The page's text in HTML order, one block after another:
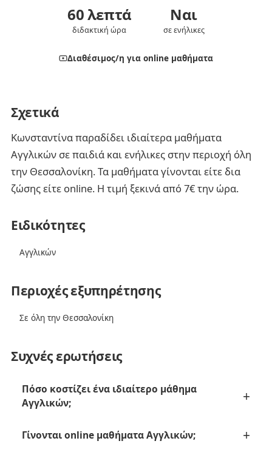
60 λεπτά
διδακτική ώρα
Ναι
σε ενήλικες
Διαθέσιμος/η για online μαθήματα
Σχετικά
Κωνσταντίνα παραδίδει ιδιαίτερα μαθήματα
Αγγλικών σε παιδιά και ενήλικες στην περιοχή όλη
την Θεσσαλονίκη. Τα μαθήματα γίνονται είτε δια
ζώσης είτε online. Η τιμή ξεκινά από 7€ την ώρα.
Ειδικότητες
Αγγλικών
Περιοχές εξυπηρέτησης
Σε όλη την Θεσσαλονίκη
Συχνές ερωτήσεις
Πόσο κοστίζει ένα ιδιαίτερο μάθημα
Αγγλικών;
Γίνονται online μαθήματα Αγγλικών;